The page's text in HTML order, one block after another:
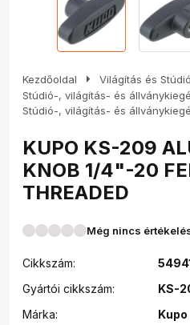
Kezdőoldal arrow_right Világítás és
Stúdió-, világítás- és
Stúdió-, világítás- és
KUPO KS-209
KNOB 1/4"-20
THREADED
Még nincs
Cikkszám:
Gyártói cikkszám:
KS-
Márka:
Kupo